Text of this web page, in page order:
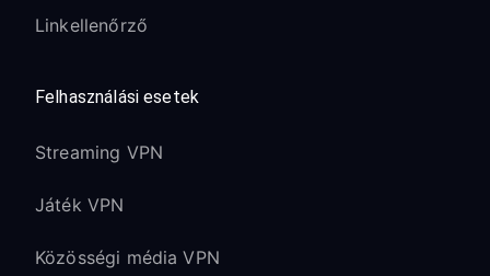
Linkellenőrző
Felhasználási esetek
Streaming VPN
Játék VPN
Közösségi média VPN